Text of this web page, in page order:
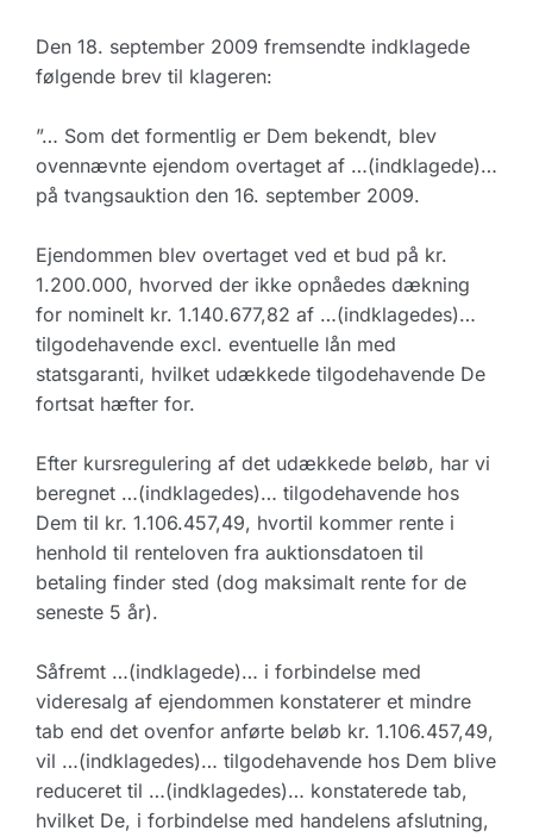
Den 18. september 2009 fremsendte indklagede
følgende brev til klageren:
”… Som det formentlig er Dem bekendt, blev
ovennævnte ejendom overtaget af …(indklagede)…
på tvangsauktion den 16. september 2009.
Ejendommen blev overtaget ved et bud på kr.
1.200.000, hvorved der ikke opnåedes dækning
for nominelt kr. 1.140.677,82 af …(indklagedes)…
tilgodehavende excl. eventuelle lån med
statsgaranti, hvilket udækkede tilgodehavende De
fortsat hæfter for.
Efter kursregulering af det udækkede beløb, har vi
beregnet …(indklagedes)… tilgodehavende hos
Dem til kr. 1.106.457,49, hvortil kommer rente i
henhold til renteloven fra auktionsdatoen til
betaling finder sted (dog maksimalt rente for de
seneste 5 år).
Såfremt …(indklagede)… i forbindelse med
videresalg af ejendommen konstaterer et mindre
tab end det ovenfor anførte beløb kr. 1.106.457,49,
vil …(indklagedes)… tilgodehavende hos Dem blive
reduceret til …(indklagedes)… konstaterede tab,
hvilket De, i forbindelse med handelens afslutning,